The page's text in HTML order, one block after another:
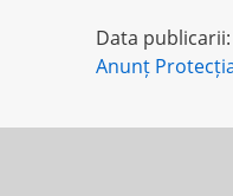
Data publicarii:
Anunț